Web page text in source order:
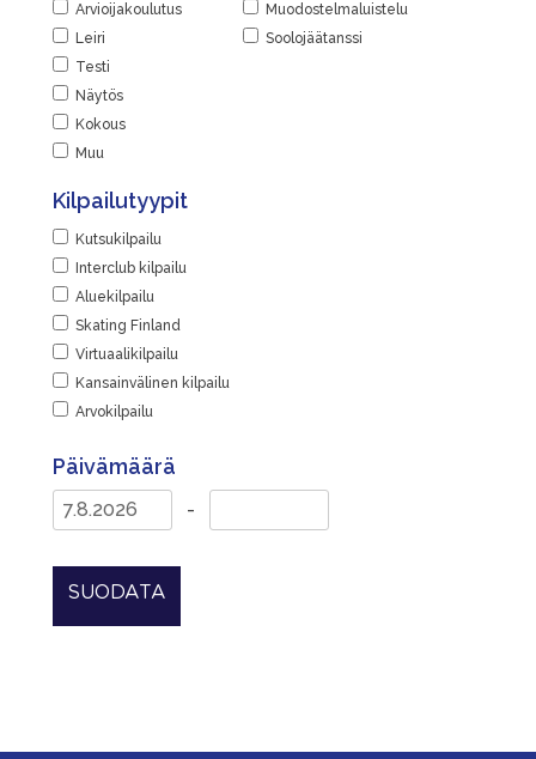
Arvioijakoulutus
Leiri
Testi
Näytös
Kokous
Muu
Muodostelmaluistelu
Soolojäätanssi
Kilpailutyypit
Kutsukilpailu
Interclub kilpailu
Aluekilpailu
Skating Finland
Virtuaalikilpailu
Kansainvälinen kilpailu
Arvokilpailu
Päivämäärä
-
SUODATA